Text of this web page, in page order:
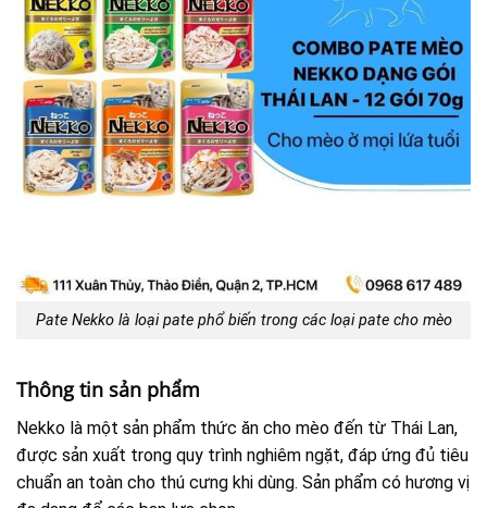
Pate Nekko là loại pate phổ biến trong các loại pate cho mèo
Thông tin sản phẩm
Nekko là một sản phẩm thức ăn cho mèo đến từ Thái Lan,
được sản xuất trong quy trình nghiêm ngặt, đáp ứng đủ tiêu
chuẩn an toàn cho thú cưng khi dùng. Sản phẩm có hương vị